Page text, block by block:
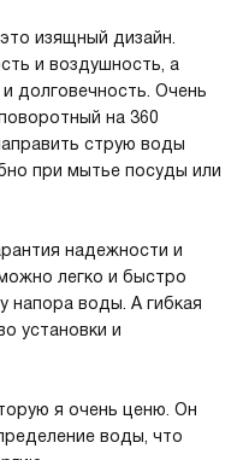
изящный дизайн.
и воздушность, а
долговечность. Очень
на 360
струю воды
при мытье посуды или
надежности и
легко и быстро
напора воды. А гибкая
установки и
я очень ценю. Он
воды, что